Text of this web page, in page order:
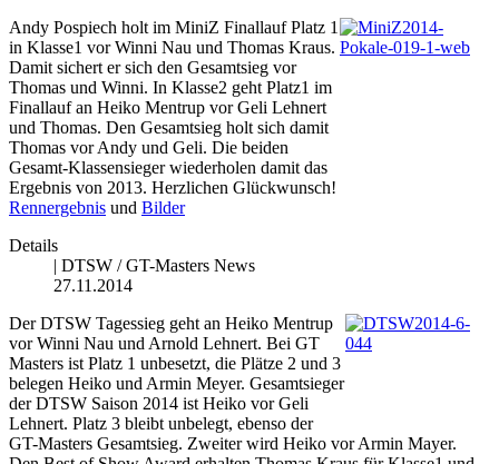
Andy Pospiech holt im MiniZ Finallauf Platz 1
in Klasse1 vor Winni Nau und Thomas Kraus.
Damit sichert er sich den Gesamtsieg vor
Thomas und Winni. In Klasse2 geht Platz1 im
Finallauf an Heiko Mentrup vor Geli Lehnert
und Thomas. Den Gesamtsieg holt sich damit
Thomas vor Andy und Geli. Die beiden
Gesamt-Klassensieger wiederholen damit das
Ergebnis von 2013. Herzlichen Glückwunsch!
Rennergebnis und Bilder
Details
| DTSW / GT-Masters News
27.11.2014
Der DTSW Tagessieg geht an Heiko Mentrup
vor Winni Nau und Arnold Lehnert. Bei GT
Masters ist Platz 1 unbesetzt, die Plätze 2 und 3
belegen Heiko und Armin Meyer. Gesamtsieger
der DTSW Saison 2014 ist Heiko vor Geli
Lehnert. Platz 3 bleibt unbelegt, ebenso der
GT-Masters Gesamtsieg. Zweiter wird Heiko vor Armin Mayer.